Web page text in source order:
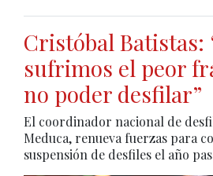
Cristóbal Batistas:
sufrimos el peor
no poder desfilar”
El coordinador nacional de
Meduca, renueva fuerzas para
suspensión de desfiles el año